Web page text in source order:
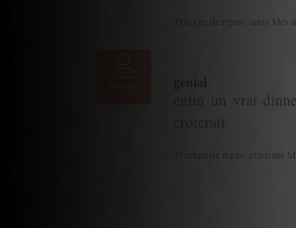
Tytexpe de repas: amis
enfin un vrai
Tytexpe de repas: etudiant